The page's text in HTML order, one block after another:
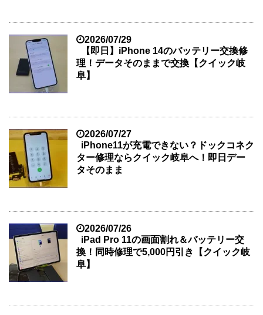
2026/07/29
【即日】iPhone 14のバッテリー交換修
理！データそのままで交換【クイック岐
阜】
2026/07/27
iPhone11が充電できない？ドックコネク
ター修理ならクイック岐阜へ！即日デー
タそのまま
2026/07/26
iPad Pro 11の画面割れ＆バッテリー交
換！同時修理で5,000円引き【クイック岐
阜】